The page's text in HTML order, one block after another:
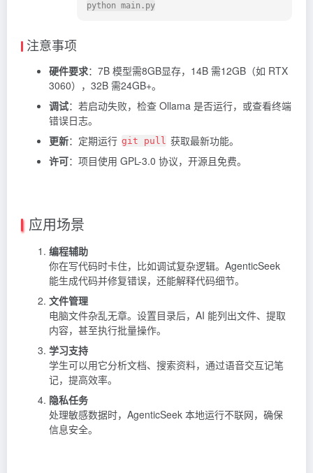
注意事项
硬件要求：7B 模型需8GB显存，14B 需12GB（如 RTX
3060），32B 需24GB+。
调试：若启动失败，检查 Ollama 是否运行，或查看终端
错误日志。
更新：定期运行 git pull 获取最新功能。
许可：项目使用 GPL-3.0 协议，开源且免费。
应用场景
编程辅助
你在写代码时卡住，比如调试复杂逻辑。AgenticSeek
能生成代码并修复错误，还能解释代码细节。
文件管理
电脑文件杂乱无章。设置目录后，AI 能列出文件、提取
内容，甚至执行批量操作。
学习支持
学生可以用它分析文档、搜索资料，通过语音交互记笔
记，提高效率。
隐私任务
处理敏感数据时，AgenticSeek 本地运行不联网，确保
信息安全。